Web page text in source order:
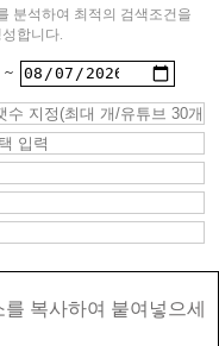
분석하여 최적의 검색조건을
합니다.
~
복사하여 붙여넣으세